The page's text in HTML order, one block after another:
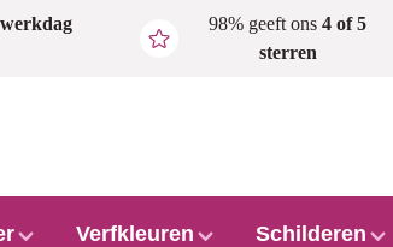
98% geeft ons4 of 5
sterren
Verfkleuren Schilderen